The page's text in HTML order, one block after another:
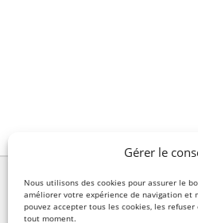
Gérer le
Nous utilisons des cookies pour assurer le
améliorer votre expérience de navigation et
pouvez accepter tous les cookies, les
tout moment.